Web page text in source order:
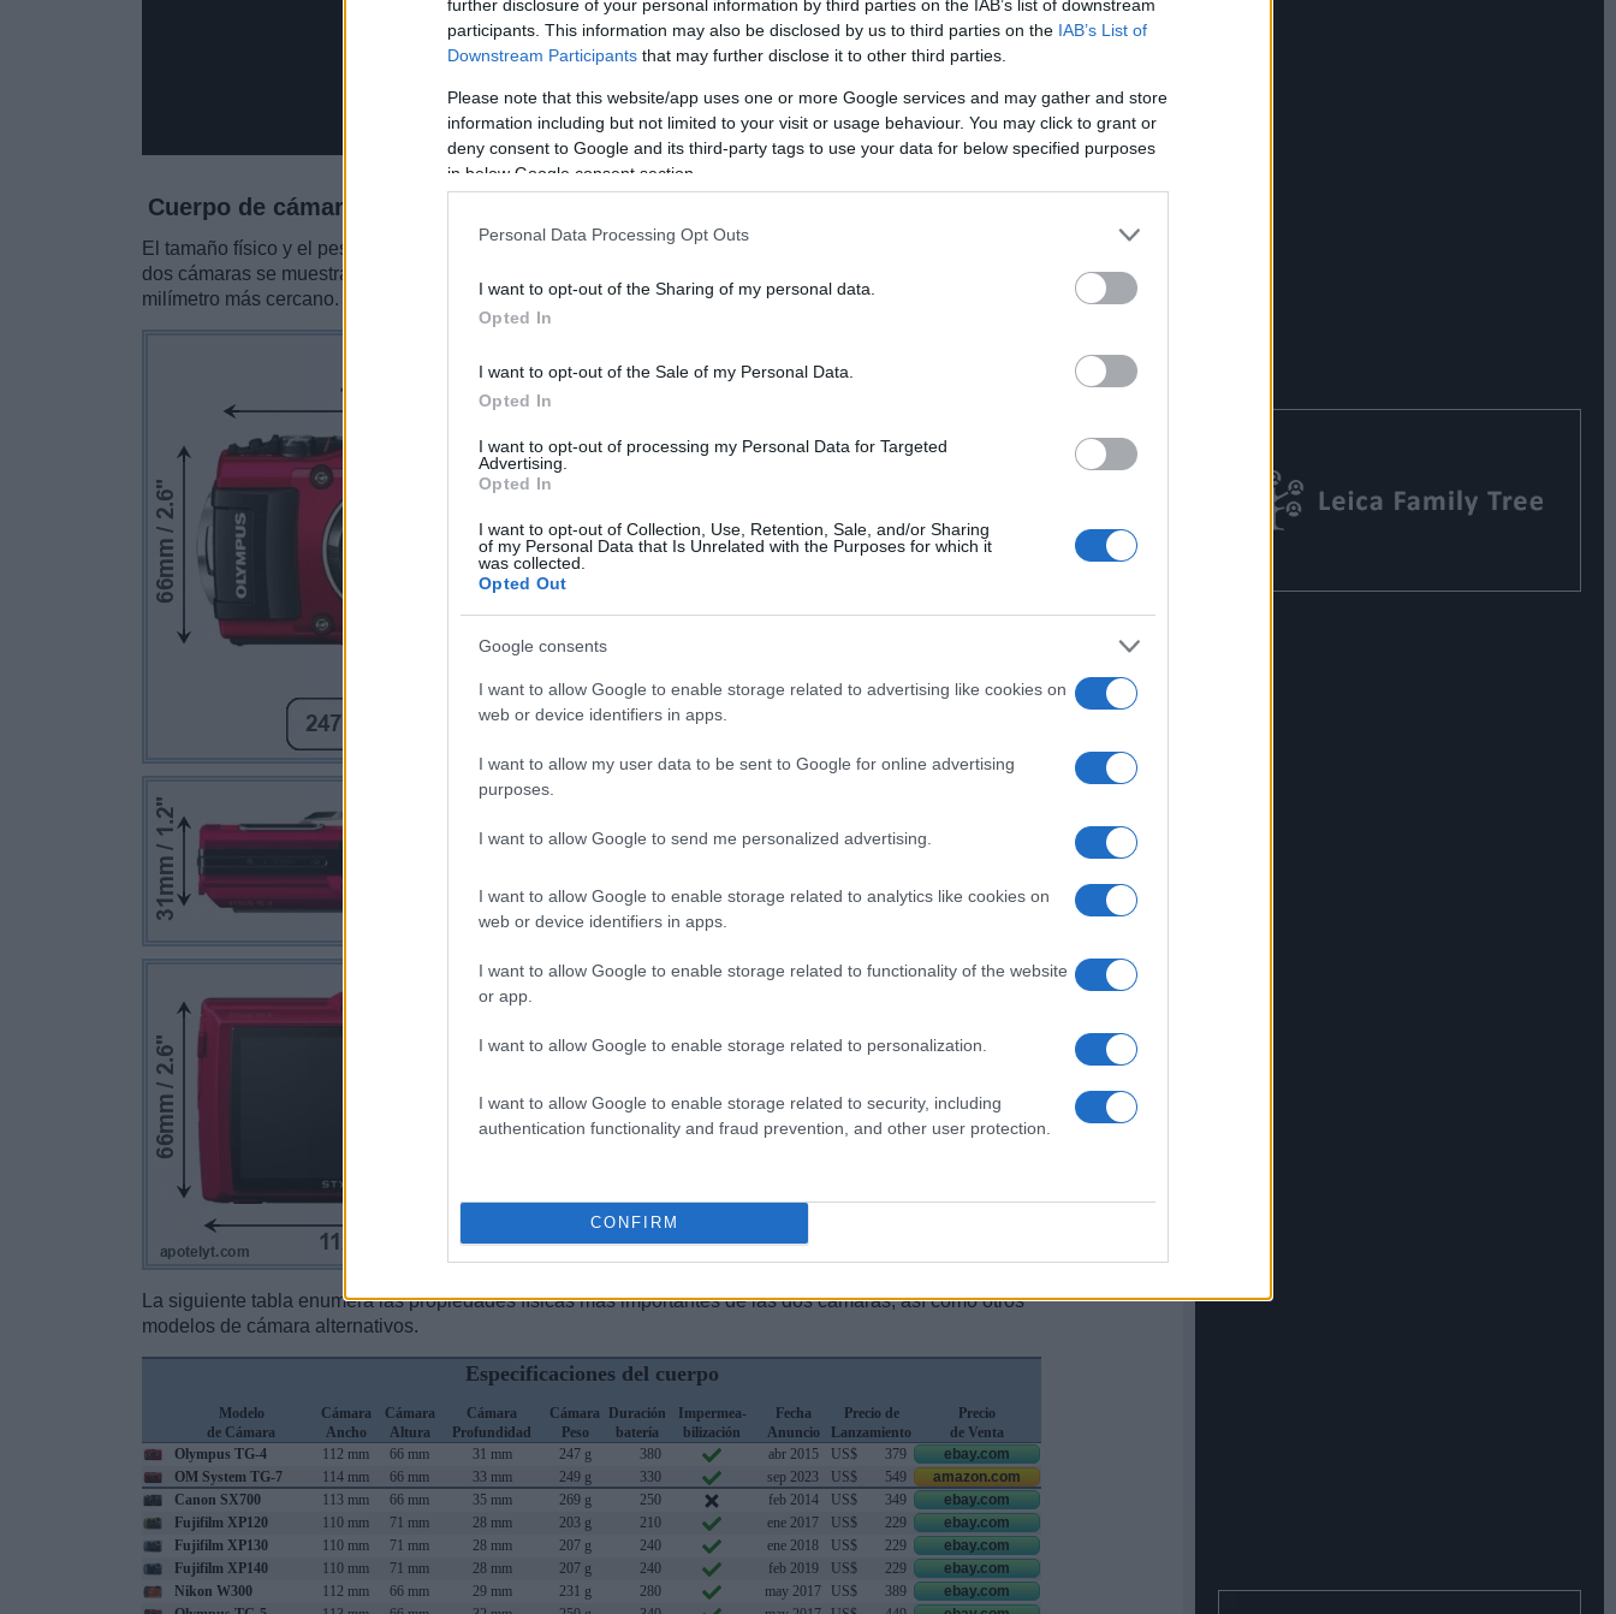
further disclosure of your personal information by third parties on the IAB’s list of downstream
participants. This information may also be disclosed by us to third parties on the IAB’s List of
Downstream Participants that may further disclose it to other third parties.
Please note that this website/app uses one or more Google services and may gather and store
information including but not limited to your visit or usage behaviour. You may click to grant or
deny consent to Google and its third-party tags to use your data for below specified purposes
in below Google consent section.
Personal Data Processing Opt Outs
I want to opt-out of the Sharing of my personal data.
Opted In
I want to opt-out of the Sale of my Personal Data.
Opted In
I want to opt-out of processing my Personal Data for Targeted
Advertising.
Opted In
I want to opt-out of Collection, Use, Retention, Sale, and/or Sharing
of my Personal Data that Is Unrelated with the Purposes for which it
was collected.
Opted Out
Google consents
I want to allow Google to enable storage related to advertising like cookies on
web or device identifiers in apps.
I want to allow my user data to be sent to Google for online advertising
purposes.
I want to allow Google to send me personalized advertising.
I want to allow Google to enable storage related to analytics like cookies on
web or device identifiers in apps.
I want to allow Google to enable storage related to functionality of the website
or app.
I want to allow Google to enable storage related to personalization.
I want to allow Google to enable storage related to security, including
authentication functionality and fraud prevention, and other user protection.
CONFIRM
Cuerpo de cámara
El tamaño físico y el peso de Olympus TG-4 y OM System TG-7 se ilustran en el siguiente gráfico. Las
dos cámaras se muestran según su
milímetro más cercano.
La siguiente tabla enumera las propiedades físicas más importantes de las dos cámaras, así como otros
modelos de cámara alternativos.
Especificaciones del cuerpo
Modelo
de Cámara
Cámara
Ancho
Cámara
Altura
Cámara
Profundidad
Cámara
Peso
Duración
batería
Impermea-
bilización
Fecha
Anuncio
Precio de
Lanzamiento
Precio
de Venta
Olympus TG-4
112 mm 66 mm 31 mm 247 g 380 abr 2015 US$ 379
ebay.com
OM System TG-7
114 mm 66 mm 33 mm 249 g 330 sep 2023 US$ 549
amazon.com
Canon SX700
113 mm 66 mm 35 mm 269 g 250 feb 2014 US$ 349
ebay.com
Fujifilm XP120
110 mm 71 mm 28 mm 203 g 210 ene 2017 US$ 229
ebay.com
Fujifilm XP130
110 mm 71 mm 28 mm 207 g 240 ene 2018 US$ 229
ebay.com
Fujifilm XP140
110 mm 71 mm 28 mm 207 g 240 feb 2019 US$ 229
ebay.com
Nikon W300
112 mm 66 mm 29 mm 231 g 280 may 2017 US$ 389
ebay.com